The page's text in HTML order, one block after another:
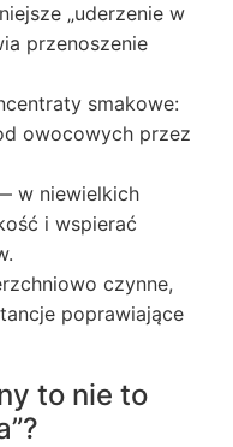
„uderzenie w
przenoszenie
smakowe:
owocowych przez
w niewielkich
i wspierać
czynne,
poprawiające
to nie to